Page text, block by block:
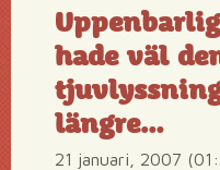
hade väl
längre…
21 januari, 2007